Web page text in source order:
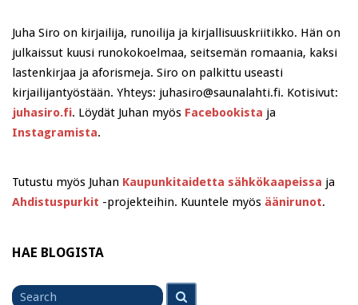
Juha Siro on kirjailija, runoilija ja kirjallisuuskriitikko. Hän on
julkaissut kuusi runokokoelmaa, seitsemän romaania, kaksi
lastenkirjaa ja aforismeja. Siro on palkittu useasti
kirjailijantyöstään. Yhteys: juhasiro@saunalahti.fi. Kotisivut:
juhasiro.fi. Löydät Juhan myös Facebookista ja
Instagramista.
Tutustu myös Juhan Kaupunkitaidetta sähkökaapeissa ja
Ahdistuspurkit -projekteihin. Kuuntele myös äänirunot.
HAE BLOGISTA
Search
for